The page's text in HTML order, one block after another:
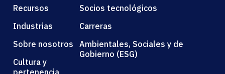
Recursos
Industrias
Sobre nosotros
Cultura y
Socios tecnológicos
Carreras
Ambientales, Sociales y de
Gobierno (ESG)